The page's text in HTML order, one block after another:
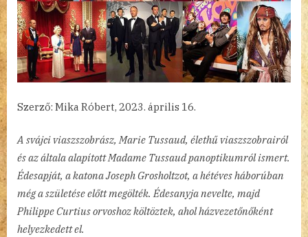
Szerző: Mika Róbert, 2023. április 16.
A svájci viaszszobrász, Marie Tussaud, élethű viaszszobrairól
és az általa alapított Madame Tussaud panoptikumról ismert.
Édesapját, a katona Joseph Grosholtzot, a hétéves háborúban
még a születése előtt megölték. Édesanyja nevelte, majd
Philippe Curtius orvoshoz költöztek, ahol házvezetőnőként
helyezkedett el.